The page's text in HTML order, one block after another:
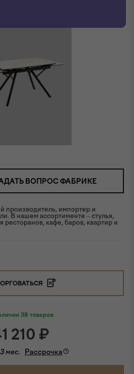
ВОПРОС ФАБРИКЕ
производитель, импортер и
В нашем ассортименте – стулья,
ресторанов, кафе, баров, квартир и
38 товаров
210 ₽
мес. Рассрочка